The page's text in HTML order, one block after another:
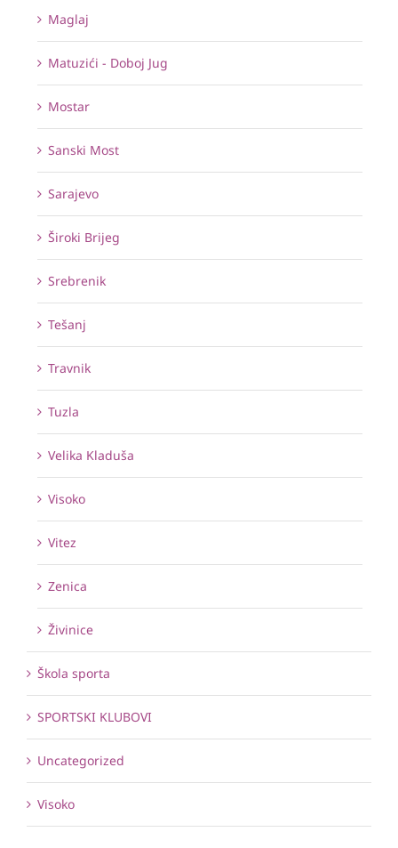
Maglaj
Matuzići - Doboj Jug
Mostar
Sanski Most
Sarajevo
Široki Brijeg
Srebrenik
Tešanj
Travnik
Tuzla
Velika Kladuša
Visoko
Vitez
Zenica
Živinice
Škola sporta
SPORTSKI KLUBOVI
Uncategorized
Visoko